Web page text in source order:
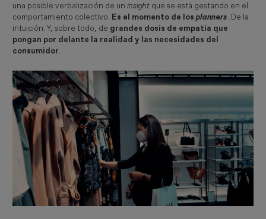
una posible verbalización de uninsight que se está gestando en el
comportamiento colectivo. Es el momento de losplanners. De la
intuición. Y, sobre todo, de grandes dosis de empatía que
pongan por delante la realidad y las necesidades del
consumidor.